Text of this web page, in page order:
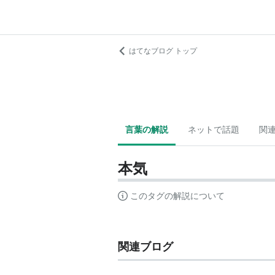
はてなブログ トップ
言葉の解説 ネットで話題 関
本気
このタグの解説について
関連ブログ